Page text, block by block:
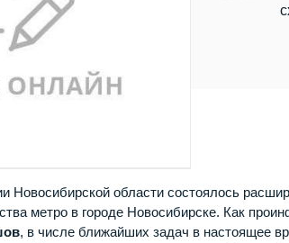
Новосибирской области состоялось
метро в городе Новосибирске. Как
, в числе ближайших задач в настоящее